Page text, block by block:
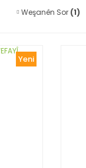
Weşanên Sor (1)
Yeni